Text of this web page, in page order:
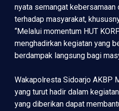
nyata semangat kebersamaan
terhadap masyarakat,
“Melalui momentum HUT
menghadirkan kegiatan yang
berdampak langsung bagi
Wakapolresta Sidoarjo AKBP
yang turut hadir dalam
yang diberikan dapat